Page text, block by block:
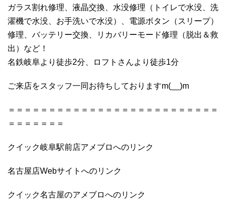
ガラス割れ修理、液晶交換、水没修理（トイレで水没、洗
濯機で水没、お手洗いで水没）、電源ボタン（スリープ）
修理、バッテリー交換、リカバリーモード修理（脱出＆救
出）など！
名鉄岐阜より徒歩2分、ロフトさんより徒歩1分
ご来店をスタッフ一同お待ちしておりますm(__)m
＝＝＝＝＝＝＝＝＝＝＝＝＝＝＝＝＝＝＝＝＝＝＝＝＝＝
＝＝＝＝＝＝＝
クイック岐阜駅前店アメブロへのリンク
名古屋店Webサイトへのリンク
クイック名古屋のアメブロへのリンク